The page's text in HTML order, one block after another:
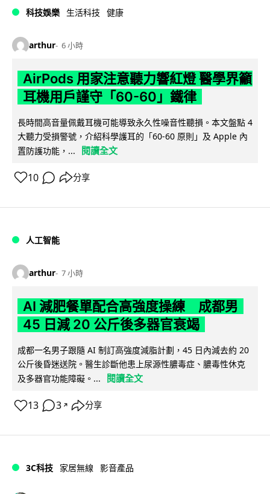
科技娛樂 生活科技 健康
arthur 6 小時
AirPods 用家注意聽力響紅燈 醫學界籲
耳機用戶謹守「60-60」鐵律
長時間高音量佩戴耳機可能導致永久性噪音性聽損。本文盤點 4
大聽力受損警號，介紹科學護耳的「60-60 原則」及 Apple 內
置防護功能，...
閱讀全文
10 分享
人工智能
arthur 7 小時
AI 減肥餐單配合高強度操練 成都男
45 日減 20 公斤後多器官衰竭
成都一名男子跟隨 AI 制訂高強度減脂計劃，45 日內減去約 20
公斤後昏迷送院。醫生診斷他患上尿源性膿毒症、膿毒性休克
及多器官功能障礙。...
閱讀全文
13 3 ↗ 分享
3C科技 家居無線 影音產品